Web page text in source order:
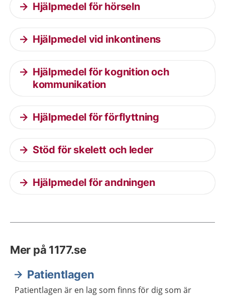
Hjälpmedel för hörseln
Hjälpmedel vid inkontinens
Hjälpmedel för kognition och
kommunikation
Hjälpmedel för förflyttning
Stöd för skelett och leder
Hjälpmedel för andningen
Mer på 1177.se
Patientlagen
Patientlagen är en lag som finns för dig som är